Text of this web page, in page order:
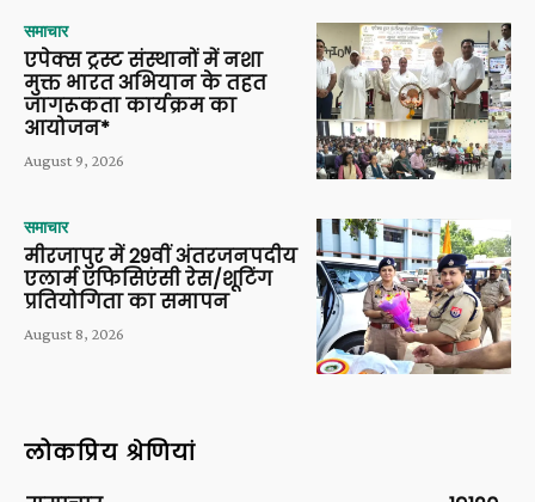
समाचार
एपेक्स ट्रस्ट संस्थानों में नशा
मुक्त भारत अभियान के तहत
जागरूकता कार्यक्रम का
आयोजन*
August 9, 2026
समाचार
मीरजापुर में 29वीं अंतरजनपदीय
एलार्म एफिसिएंसी रेस/शूटिंग
प्रतियोगिता का समापन
August 8, 2026
लोकप्रिय श्रेणियां